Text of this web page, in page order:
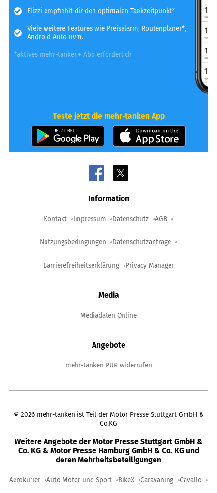
Flizzi empfiehlt dir den optimalen Tankzeitpunkt*
Viele weitere Features wie Preisalarm, Routenplaner*,
Android Auto uvm.
*aktives mehr-tanken+ Abo erforderlich
Teste jetzt die mehr-tanken App
Information
Kontakt Impressum Datenschutz AGB
Nutzungsbedingungen Datenschutzanfrage
Barrierefreiheitserklärung Privacy Manager
Media
Mediadaten Online
Angebote
mehr-tanken PUR widerrufen
© 2026 mehr-tanken ist Teil der Motor Presse Stuttgart GmbH &
Co.KG
Weitere Angebote der Motor Presse Stuttgart GmbH &
Co. KG & Motor Presse Hamburg GmbH & Co. KG und
deren Mehrheitsbeteiligungen
Aerokurier Auto Motor und Sport BikeX Caravaning Cavallo